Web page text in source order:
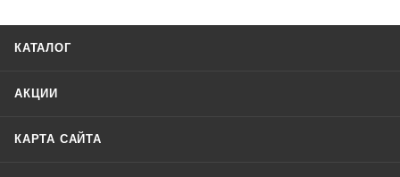
КАТАЛОГ
АКЦИИ
КАРТА САЙТА